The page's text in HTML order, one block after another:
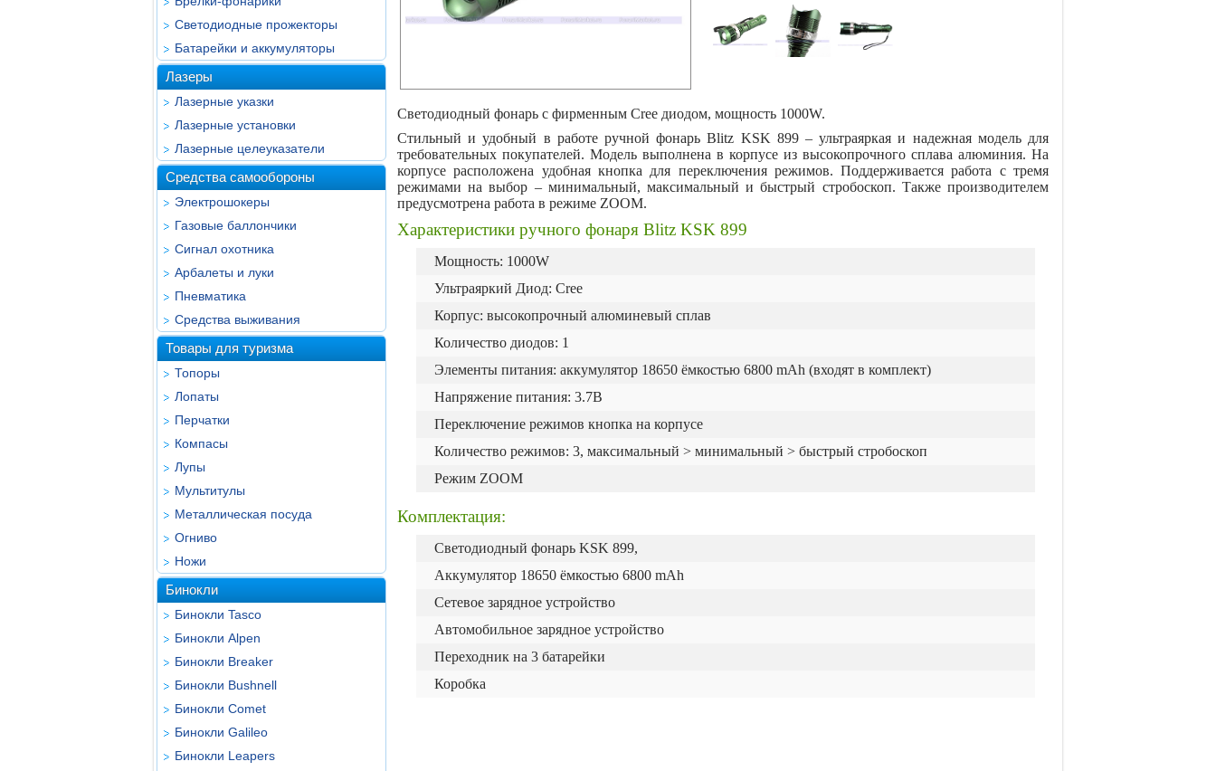
Светодиодные прожекторы
Батарейки и аккумуляторы
Лазеры
Лазерные указки
Лазерные установки
Лазерные целеуказатели
Средства самообороны
Электрошокеры
Газовые баллончики
Сигнал охотника
Арбалеты и луки
Пневматика
Средства выживания
Товары для туризма
Топоры
Лопаты
Перчатки
Компасы
Лупы
Мультитулы
Металлическая посуда
Огниво
Ножи
Бинокли
Бинокли Tasco
Бинокли Alpen
Бинокли Breaker
Бинокли Bushnell
Бинокли Comet
Бинокли Galileo
Бинокли Leapers
Светодиодный фонарь с фирменным Cree диодом, мощность 1000W.
Стильный и удобный в работе ручной фонарьBlitz KSK 899 – ультраяркая и надежная модель для
требовательных покупателей. Модель выполнена в корпусе из высокопрочного сплава алюминия. На
корпусе расположена удобная кнопка для переключения режимов. Поддерживается работа с тремя
режимами на выбор – минимальный, максимальный и быстрый стробоскоп. Также производителем
предусмотрена работа в режиме ZOOM.
Характеристики ручного фонаря Blitz KSK 899
Мощность: 1000W
Ультраяркий Диод: Cree
Корпус: высокопрочный алюминевый сплав
Количество диодов: 1
Элементы питания: аккумулятор 18650 ёмкостью 6800 mAh (входят в комплект)
Напряжение питания: 3.7В
Переключение режимов кнопка на корпусе
Количество режимов: 3, максимальный > минимальный > быстрый стробоскоп
Режим ZOOM
Комплектация:
Светодиодный фонарь KSK 899,
Аккумулятор 18650 ёмкостью 6800 mAh
Сетевое зарядное устройство
Автомобильное зарядное устройство
Переходник на 3 батарейки
Коробка